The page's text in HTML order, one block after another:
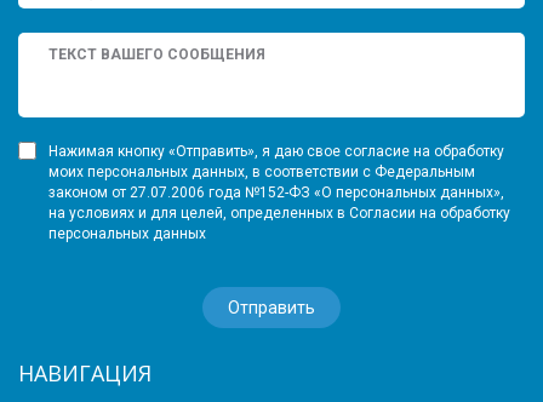
Нажимая кнопку «Отправить», я даю свое согласие на обработку
моих персональных данных, в соответствии с Федеральным
законом от 27.07.2006 года №152-ФЗ «О персональных данных»,
на условиях и для целей, определенных в Согласии на обработку
персональных данных
НАВИГАЦИЯ